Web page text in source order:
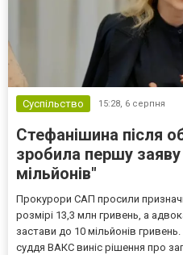
Суспільство 15:28, 6 серпня
Стефанішина після
зробила першу
мільйонів"
Прокурори САП просили
розмірі 13,3 млн гривень, а
застави до 10 мільйонів
суддя ВАКС виніс рішення про